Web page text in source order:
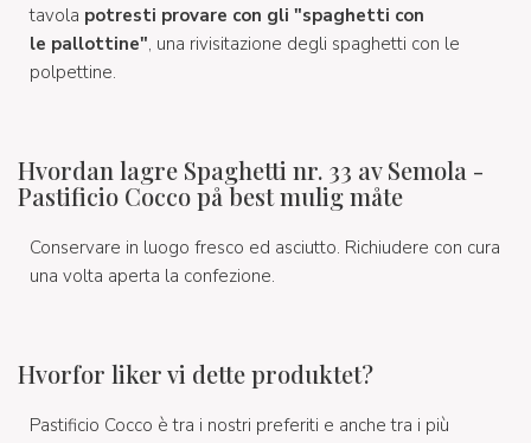
tavola potresti provare con gli "spaghetti con
le pallottine", una rivisitazione degli spaghetti con le
polpettine.
Hvordan lagre Spaghetti nr. 33 av Semola -
Pastificio Cocco på best mulig måte
Conservare in luogo fresco ed asciutto. Richiudere con cura
una volta aperta la confezione.
Hvorfor liker vi dette produktet?
Pastificio Cocco è tra i nostri preferiti e anche tra i più